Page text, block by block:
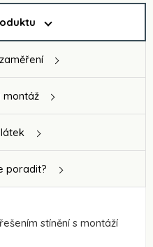
montáž
poradit?
stínění s montáží